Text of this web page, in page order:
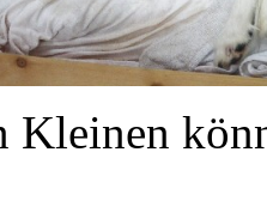
Kleinen